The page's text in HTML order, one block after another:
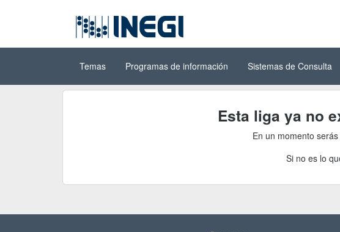
principal
(INEGI)
Temas Programas de información Sistemas de Consulta
Esta liga ya no
En un momento
Si no es lo